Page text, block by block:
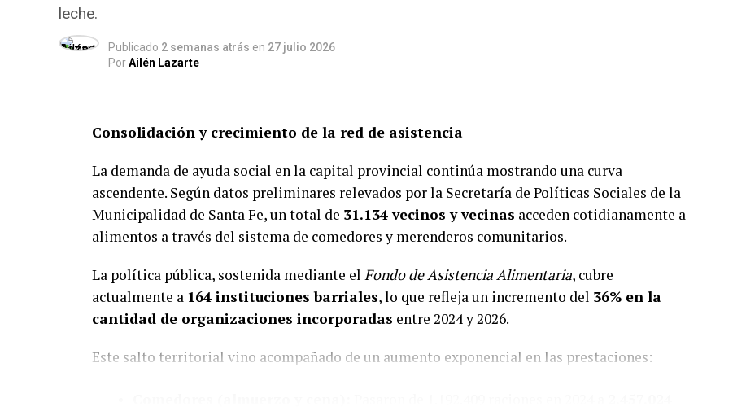
leche.
Publicado 2 semanas atrás en 27 julio 2026
PorAilén Lazarte
Consolidación y crecimiento de la red de asistencia
La demanda de ayuda social en la capital provincial continúa mostrando una curva
ascendente. Según datos preliminares relevados por la Secretaría de Políticas Sociales de la
Municipalidad de Santa Fe, un total de 31.134 vecinos y vecinas acceden cotidianamente a
alimentos a través del sistema de comedores y merenderos comunitarios.
La política pública, sostenida mediante el Fondo de Asistencia Alimentaria, cubre
actualmente a 164 instituciones barriales, lo que refleja un incremento del 36% en la
cantidad de organizaciones incorporadas entre 2024 y 2026.
Este salto territorial vino acompañado de un aumento exponencial en las prestaciones: